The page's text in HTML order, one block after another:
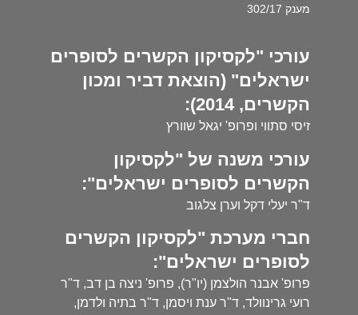
מענק 302/17
עורכי "לקסיקון הקשרים לסופרים
ישראלים" (הוצאת דביר ומכון
הקשרים, 2014):
זיסי סתווי ופרופ' יגאל שוורץ
עורכי משנה של "לקסיקון
הקשרים לסופרים ישראלים":
ד"ר יעלי דקל וערן צלגוב
חברי מערכת "לקסיקון הקשרים
לסופרים ישראלים":
פרופ' אבנר הולצמן (יו"ר), פרופ' ניצה בן דב, ד"ר
רועי גרינוולד, ד"ר ענת ויסמן, ד"ר בתיה ולדמן,